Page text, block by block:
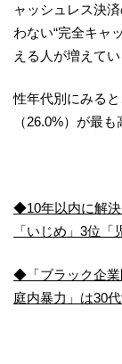
ャッシュレス決
わない“完全キャ
える人が増えて
性年代別にみる
（26.0%）が最も
◆10年以内に解
「いじめ」3位「
◆「ブラック企業
庭内暴力」は30